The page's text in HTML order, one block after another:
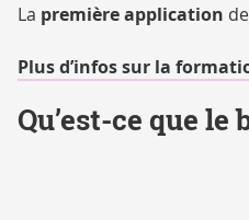
La première application
Plus d’infos sur la
Qu’est-ce que